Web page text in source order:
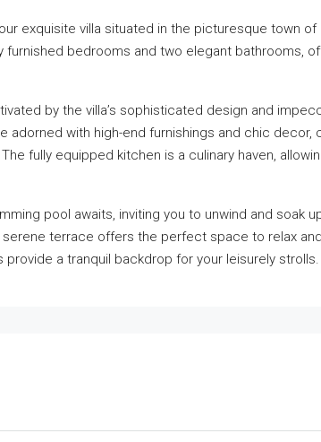
exquisite villa situated in the picturesque town
furnished bedrooms and two elegant bathrooms,
by the villa’s sophisticated design and
adorned with high-end furnishings and chic
fully equipped kitchen is a culinary haven,
pool awaits, inviting you to unwind and soak
serene terrace offers the perfect space to relax
provide a tranquil backdrop for your leisurely strolls.